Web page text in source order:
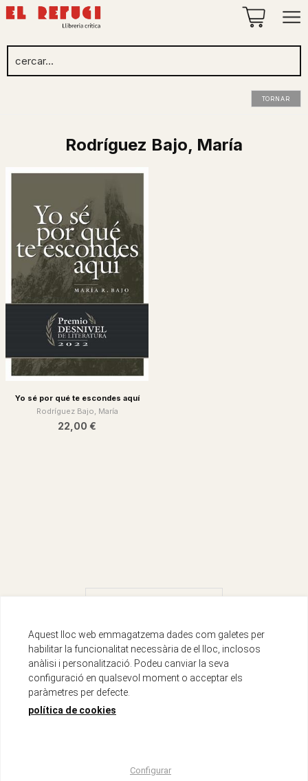
TORNAR
Rodríguez Bajo, María
Yo sé por qué te escondes aquí
Rodríguez Bajo, María
22,00 €
Menu
Aquest lloc web emmagatzema dades com galetes per
habilitar la funcionalitat necessària de el lloc, inclosos
anàlisi i personalització. Podeu canviar la seva
configuració en qualsevol moment o acceptar els
paràmetres per defecte.
política de cookies
Configurar